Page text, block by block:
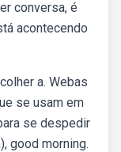
conversa, é
acontecendo
a. Webas
se usam em
se despedir
good morning.